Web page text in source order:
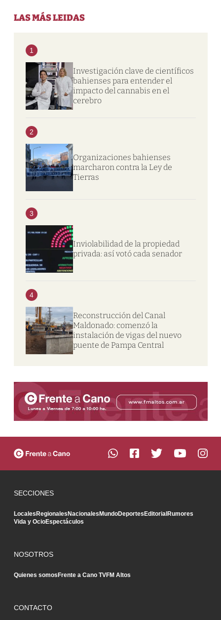
LAS MÁS LEIDAS
1
Investigación clave de científicos
bahienses para entender el
impacto del cannabis en el
cerebro
2
Organizaciones bahienses
marcharon contra la Ley de
Tierras
3
Inviolabilidad de la propiedad
privada: así votó cada senador
4
Reconstrucción del Canal
Maldonado: comenzó la
instalación de vigas del nuevo
puente de Pampa Central
SECCIONES
LocalesRegionalesNacionalesMundoDeportesEditorialRumores
Vida y OcioEspectáculos
NOSOTROS
Quienes somosFrente a Cano TVFM Altos
CONTACTO